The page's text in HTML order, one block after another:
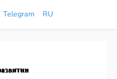
Telegram RU